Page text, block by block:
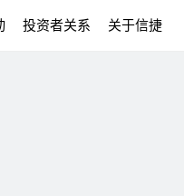
投资者关系 关于信捷